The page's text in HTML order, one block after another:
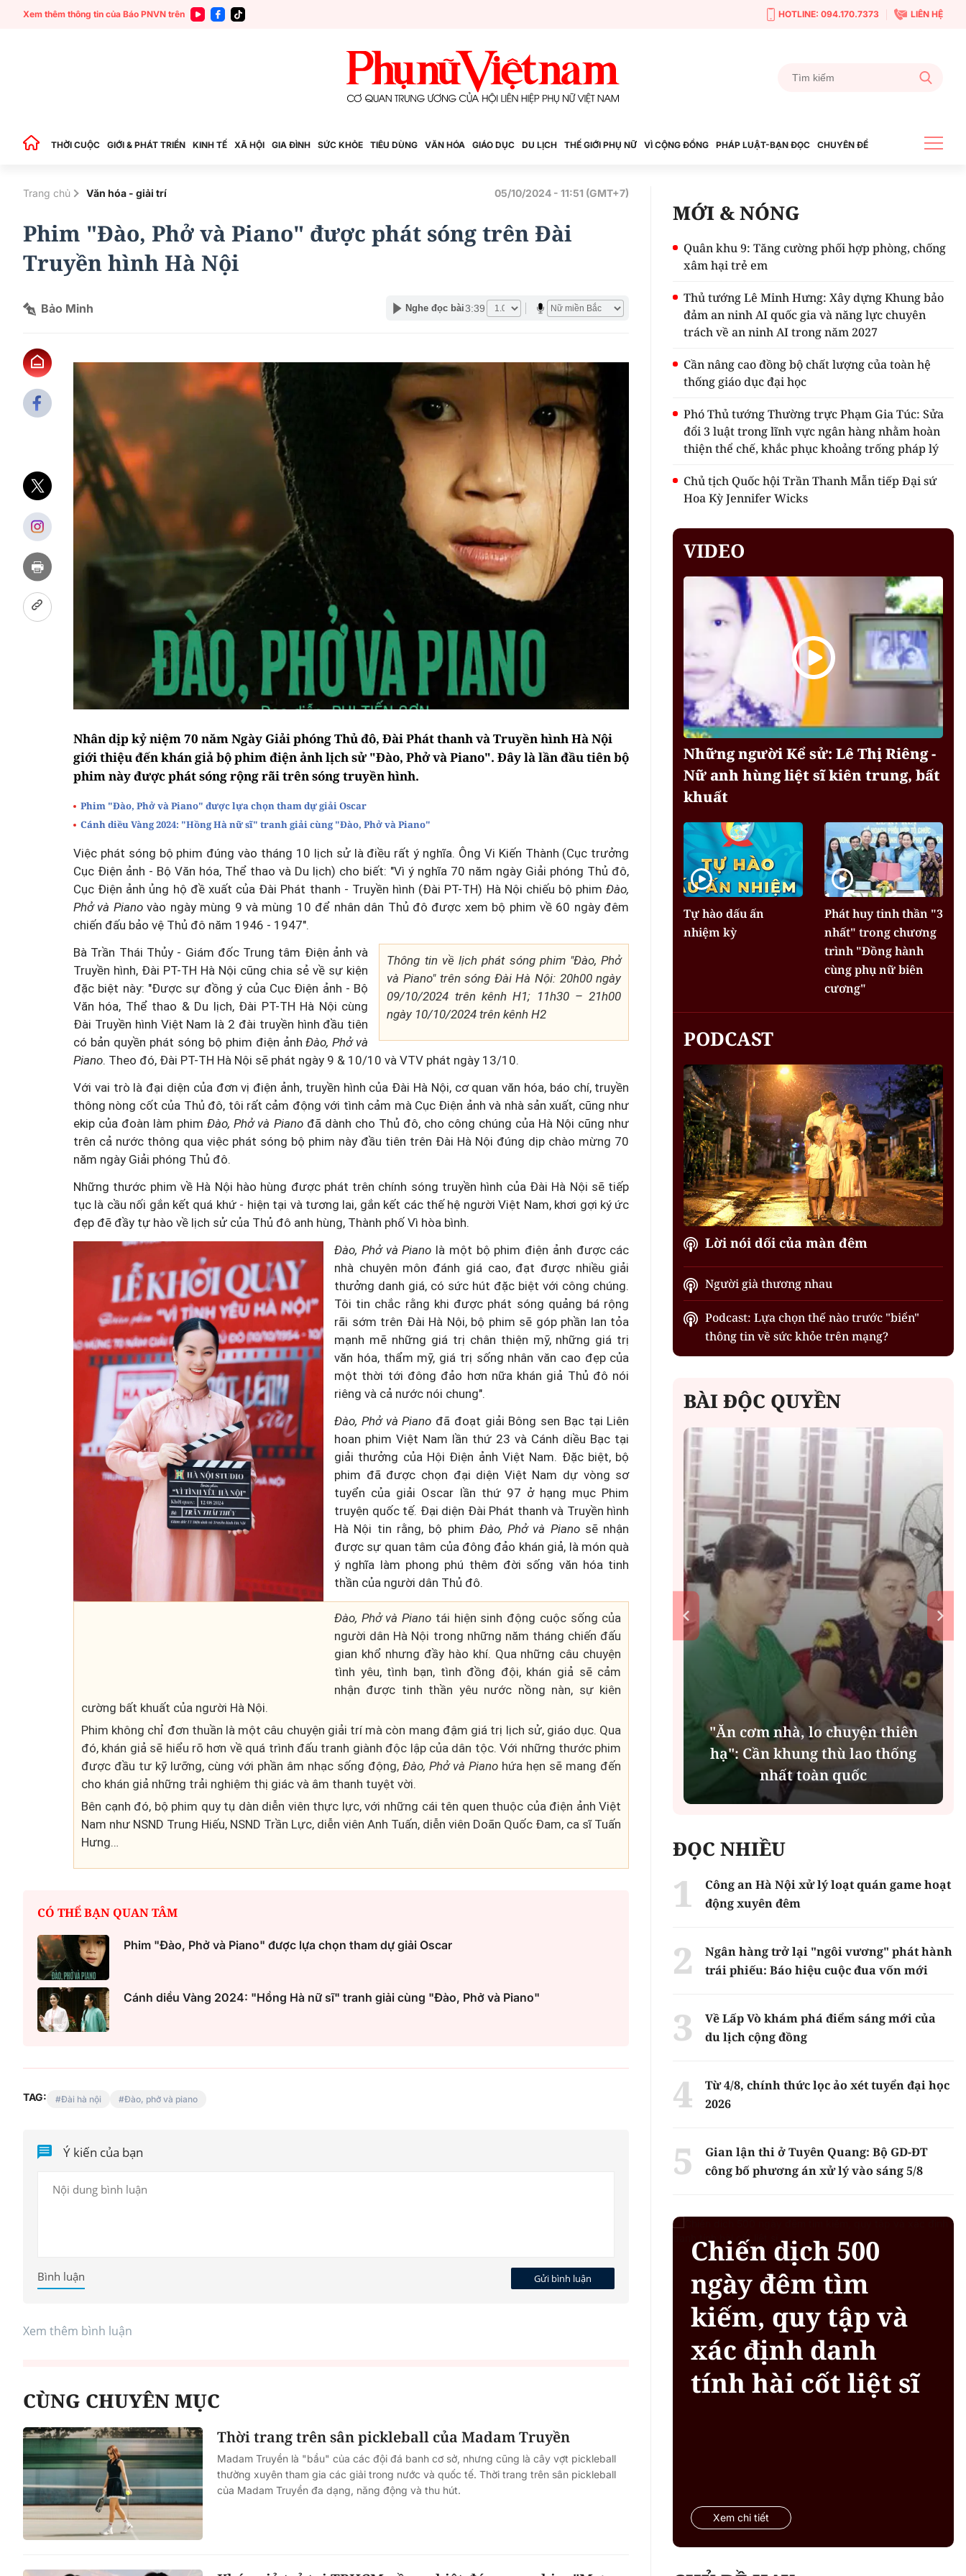
Xem thêm thông tin của Báo PNVN trên HOTLINE: 094.170.7373 LIÊN HỆ
THỜI CUỘC GIỚI & PHÁT TRIỂN KINH TẾ XÃ HỘI GIA ĐÌNH SỨC KHỎE TIÊU DÙNG VĂN HÓA GIÁO DỤC DU LỊCH THẾ GIỚI PHỤ NỮ VÌ CỘNG ĐỒNG PHÁP LUẬT-BẠN ĐỌC CHUYÊN ĐỀ
Trang chủ Văn hóa - giải trí 05/10/2024 - 11:51 (GMT+7)
Phim "Đào, Phở và Piano" được phát sóng trên Đài
Truyền hình Hà Nội
Bảo Minh Nghe đọc bài3:39
Nhân dịp kỷ niệm 70 năm Ngày Giải phóng Thủ đô, Đài Phát thanh và Truyền hình Hà Nội
giới thiệu đến khán giả bộ phim điện ảnh lịch sử "Đào, Phở và Piano". Đây là lần đầu tiên bộ
phim này được phát sóng rộng rãi trên sóng truyền hình.
Phim "Đào, Phở và Piano" được lựa chọn tham dự giải Oscar
Cánh diều Vàng 2024: "Hồng Hà nữ sĩ" tranh giải cùng "Đào, Phở và Piano"
Việc phát sóng bộ phim đúng vào tháng 10 lịch sử là điều rất ý nghĩa. Ông Vi Kiến Thành (Cục trưởng
Cục Điện ảnh - Bộ Văn hóa, Thể thao và Du lịch) cho biết: "Vì ý nghĩa 70 năm ngày Giải phóng Thủ đô,
Cục Điện ảnh ủng hộ đề xuất của Đài Phát thanh - Truyền hình (Đài PT-TH) Hà Nội chiếu bộ phimĐào,
Phở và Pianovào ngày mùng 9 và mùng 10 để nhân dân Thủ đô được xem bộ phim về 60 ngày đêm
chiến đấu bảo vệ Thủ đô năm 1946 - 1947".
Thông tin về lịch phát sóng phim "Đào, Phở
và Piano" trên sóng Đài Hà Nội: 20h00 ngày
09/10/2024 trên kênh H1; 11h30 – 21h00
ngày 10/10/2024 trên kênh H2
Bà Trần Thái Thủy - Giám đốc Trung tâm Điện ảnh và
Truyền hình, Đài PT-TH Hà Nội cũng chia sẻ về sự kiện
đặc biệt này: "Được sự đồng ý của Cục Điện ảnh - Bộ
Văn hóa, Thể thao & Du lịch, Đài PT-TH Hà Nội cùng
Đài Truyền hình Việt Nam là 2 đài truyền hình đầu tiên
có bản quyền phát sóng bộ phim điện ảnhĐào, Phở và
Piano. Theo đó, Đài PT-TH Hà Nội sẽ phát ngày 9 & 10/10 và VTV phát ngày 13/10.
Với vai trò là đại diện của đơn vị điện ảnh, truyền hình của Đài Hà Nội, cơ quan văn hóa, báo chí, truyền
thông nòng cốt của Thủ đô, tôi rất cảm động với tình cảm mà Cục Điện ảnh và nhà sản xuất, cũng như
ekip của đoàn làm phimĐào, Phở và Pianođã dành cho Thủ đô, cho công chúng của Hà Nội cũng như
trên cả nước thông qua việc phát sóng bộ phim này đầu tiên trên Đài Hà Nội đúng dịp chào mừng 70
năm ngày Giải phóng Thủ đô.
Những thước phim về Hà Nội hào hùng được phát trên chính sóng truyền hình của Đài Hà Nội sẽ tiếp
tục là cầu nối gắn kết quá khứ - hiện tại và tương lai, gắn kết các thế hệ người Việt Nam, khơi gợi ký ức
đẹp đẽ đầy tự hào về lịch sử của Thủ đô anh hùng, Thành phố Vì hòa bình.
Đào, Phở và Piano là một bộ phim điện ảnh được các
nhà chuyên môn đánh giá cao, đạt được nhiều giải
thưởng danh giá, có sức hút đặc biệt với công chúng.
Tôi tin chắc rằng khi được phát sóng quảng bá rộng
rãi sớm trên Đài Hà Nội, bộ phim sẽ góp phần lan tỏa
mạnh mẽ những giá trị chân thiện mỹ, những giá trị
văn hóa, thẩm mỹ, giá trị sống nhân văn cao đẹp của
một thời tới đông đảo hơn nữa khán giả Thủ đô nói
riêng và cả nước nói chung".
Đào, Phở và Piano đã đoạt giải Bông sen Bạc tại Liên
hoan phim Việt Nam lần thứ 23 và Cánh diều Bạc tại
giải thưởng của Hội Điện ảnh Việt Nam. Đặc biệt, bộ
phim đã được chọn đại diện Việt Nam dự vòng sơ
tuyển của giải Oscar lần thứ 97 ở hạng mục Phim
truyện quốc tế. Đại diện Đài Phát thanh và Truyền hình
Hà Nội tin rằng, bộ phim Đào, Phở và Pianosẽ nhận
được sự quan tâm của đông đảo khán giả, là món quà
ý nghĩa làm phong phú thêm đời sống văn hóa tinh
thần của người dân Thủ đô.
Đào, Phở và Piano tái hiện sinh động cuộc sống của
người dân Hà Nội trong những năm tháng chiến đấu
gian khổ nhưng đầy hào khí. Qua những câu chuyện
tình yêu, tình bạn, tình đồng đội, khán giả sẽ cảm
nhận được tinh thần yêu nước nồng nàn, sự kiên
cường bất khuất của người Hà Nội.
Phim không chỉ đơn thuần là một câu chuyện giải trí mà còn mang đậm giá trị lịch sử, giáo dục. Qua
đó, khán giả sẽ hiểu rõ hơn về quá trình đấu tranh giành độc lập của dân tộc. Với những thước phim
được đầu tư kỹ lưỡng, cùng với phần âm nhạc sống động,Đào, Phở và Piano hứa hẹn sẽ mang đến
cho khán giả những trải nghiệm thị giác và âm thanh tuyệt vời.
Bên cạnh đó, bộ phim quy tụ dàn diễn viên thực lực, với những cái tên quen thuộc của điện ảnh Việt
Nam như NSND Trung Hiếu, NSND Trần Lực, diễn viên Anh Tuấn, diễn viên Doãn Quốc Đam, ca sĩ Tuấn
Hưng…
CÓ THỂ BẠN QUAN TÂM
Phim "Đào, Phở và Piano" được lựa chọn tham dự giải Oscar
Cánh diều Vàng 2024: "Hồng Hà nữ sĩ" tranh giải cùng "Đào, Phở và Piano"
TAG: Đài hà nội Đào, phở và piano
Ý kiến của bạn
Gửi bình luận
Bình luận
Xem thêm bình luận
CÙNG CHUYÊN MỤC
Thời trang trên sân pickleball của Madam Truyền
Madam Truyền là "bầu" của các đội đá banh cơ sở, nhưng cũng là cây vợt pickleball
thường xuyên tham gia các giải trong nước và quốc tế. Thời trang trên sân pickleball
của Madam Truyền đa dạng, năng động và thu hút.
MỚI & NÓNG
Quân khu 9: Tăng cường phối hợp phòng, chống
xâm hại trẻ em
Thủ tướng Lê Minh Hưng: Xây dựng Khung bảo
đảm an ninh AI quốc gia và năng lực chuyên
trách về an ninh AI trong năm 2027
Cần nâng cao đồng bộ chất lượng của toàn hệ
thống giáo dục đại học
Phó Thủ tướng Thường trực Phạm Gia Túc: Sửa
đổi 3 luật trong lĩnh vực ngân hàng nhằm hoàn
thiện thể chế, khắc phục khoảng trống pháp lý
Chủ tịch Quốc hội Trần Thanh Mẫn tiếp Đại sứ
Hoa Kỳ Jennifer Wicks
VIDEO
Những người Kể sử: Lê Thị Riêng -
Nữ anh hùng liệt sĩ kiên trung, bất
khuất
Tự hào dấu ấn
nhiệm kỳ
Phát huy tinh thần "3
nhất" trong chương
trình "Đồng hành
cùng phụ nữ biên
cương"
PODCAST
Lời nói dối của màn đêm
Người già thương nhau
Podcast: Lựa chọn thế nào trước "biển"
thông tin về sức khỏe trên mạng?
BÀI ĐỘC QUYỀN
Mua nhà thuộc dự án đang thế
chấp, làm sao để hạn chế rủi ro?
trực thuộc Trung ương: Tầm
nhìn đô thị hiện đại và giàu bản
sắc
"Ăn cơm nhà, lo chuyện thiên
hạ": Cần khung thù lao thống
nhất toàn quốc
ĐỌC NHIỀU
Công an Hà Nội xử lý loạt quán game hoạt
động xuyên đêm
Ngân hàng trở lại "ngôi vương" phát hành
trái phiếu: Báo hiệu cuộc đua vốn mới
Về Lấp Vò khám phá điểm sáng mới của
du lịch cộng đồng
Từ 4/8, chính thức lọc ảo xét tuyển đại học
2026
Gian lận thi ở Tuyên Quang: Bộ GD-ĐT
công bố phương án xử lý vào sáng 5/8
Chiến dịch 500
ngày đêm tìm
kiếm, quy tập và
xác định danh
tính hài cốt liệt sĩ
Xem chi tiết